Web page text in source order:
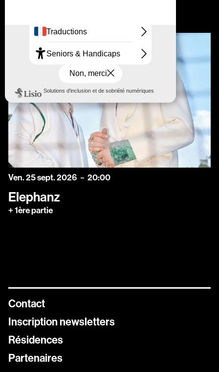
vendredi
Ven.25septembre
sept.2026 20:00
Elephanz
+ 1ère partie
Contact
Inscription newsletters
Résidences
Partenaires
Inscrivez vous aux différentes newsletters de Stereolux